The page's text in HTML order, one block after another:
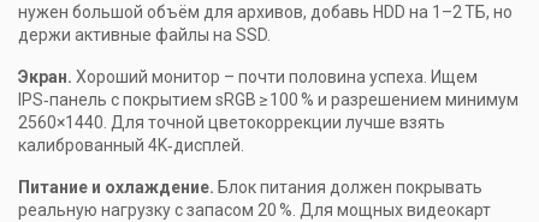
нужен большой объём для архивов, добавь HDD на 1–2 ТБ, но
держи активные файлы на SSD.
Экран. Хороший монитор – почти половина успеха. Ищем
IPS‑панель с покрытием sRGB ≥ 100 % и разрешением минимум
2560×1440. Для точной цветокоррекции лучше взять
калиброванный 4K‑дисплей.
Питание и охлаждение. Блок питания должен покрывать
реальную нагрузку с запасом 20 %. Для мощных видеокарт